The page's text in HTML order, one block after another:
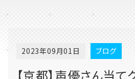
2023年09月01日 ブログ
【京都】声優さん当て